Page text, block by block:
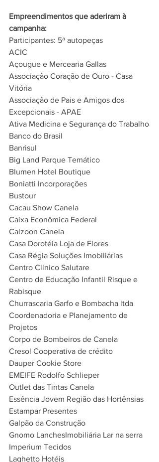
Empreendimentos que aderiram à
campanha:
Participantes: 5ª autopeças
ACIC
Açougue e Mercearia Gallas
Associação Coração de Ouro - Casa
Vitória
Associação de Pais e Amigos dos
Excepcionais - APAE
Ativa Medicina e Segurança do Trabalho
Banco do Brasil
Banrisul
Big Land Parque Temático
Blumen Hotel Boutique
Boniatti Incorporações
Bustour
Cacau Show Canela
Caixa Econômica Federal
Calzoon Canela
Casa Dorotéia Loja de Flores
Casa Régia Soluções Imobiliárias
Centro Clínico Salutare
Centro de Educação Infantil Risque e
Rabisque
Churrascaria Garfo e Bombacha ltda
Coordenadoria e Planejamento de
Projetos
Corpo de Bombeiros de Canela
Cresol Cooperativa de crédito
Dauper Cookie Store
EMEIFE Rodolfo Schlieper
Outlet das Tintas Canela
Essência Jovem Região das Hortênsias
Estampar Presentes
Galpão da Construção
Gnomo LanchesImobiliária Lar na serra
Imperium Tecidos
Laghetto Hotéis